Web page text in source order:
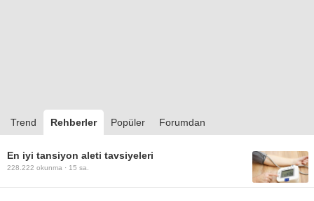
Trend Rehberler Popüler Forumdan
En iyi tansiyon aleti tavsiyeleri
228.222 okunma · 15 sa.